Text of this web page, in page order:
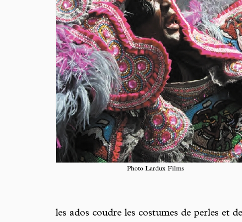
Photo Lardux Films
les ados coudre les costumes de perles et